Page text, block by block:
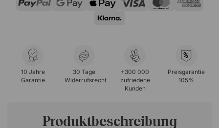
10 Jahre
Garantie
30 Tage
Widerrufsrecht
+300 000
zufriedene
Kunden
%
Preisgarantie
105%
Produktbeschreibung